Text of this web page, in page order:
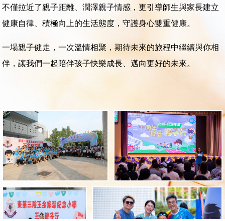
不僅拉近了親子距離、潤澤親子情感，更引導師生與家長建立
健康自律、積極向上的生活態度，守護身心雙重健康。
一場親子健走，一次溫情相聚，期待未來的旅程中繼續與你相
伴，讓我們一起陪伴孩子快樂成長、邁向更好的未來。